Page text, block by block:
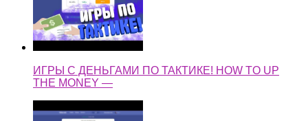
ИГРЫ С ДЕНЬГАМИ ПО ТАКТИКЕ! HOW TO UP
THE MONEY —